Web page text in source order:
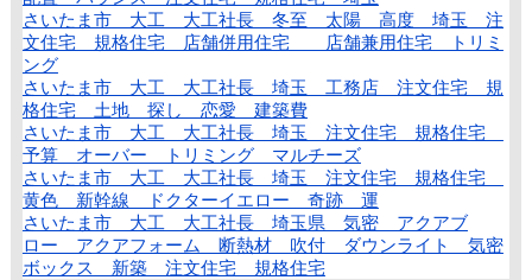
さいたま市 大工 大工社長 冬至 太陽 高度 埼玉 注
文住宅 規格住宅 店舗併用住宅 店舗兼用住宅 トリミ
ング
さいたま市 大工 大工社長 埼玉 工務店 注文住宅 規
格住宅 土地 探し 恋愛 建築費
さいたま市 大工 大工社長 埼玉 注文住宅 規格住宅
予算 オーバー トリミング マルチーズ
さいたま市 大工 大工社長 埼玉 注文住宅 規格住宅
黄色 新幹線 ドクターイエロー 奇跡 運
さいたま市 大工 大工社長 埼玉県 気密 アクアブ
ロー アクアフォーム 断熱材 吹付 ダウンライト 気密
ボックス 新築 注文住宅 規格住宅